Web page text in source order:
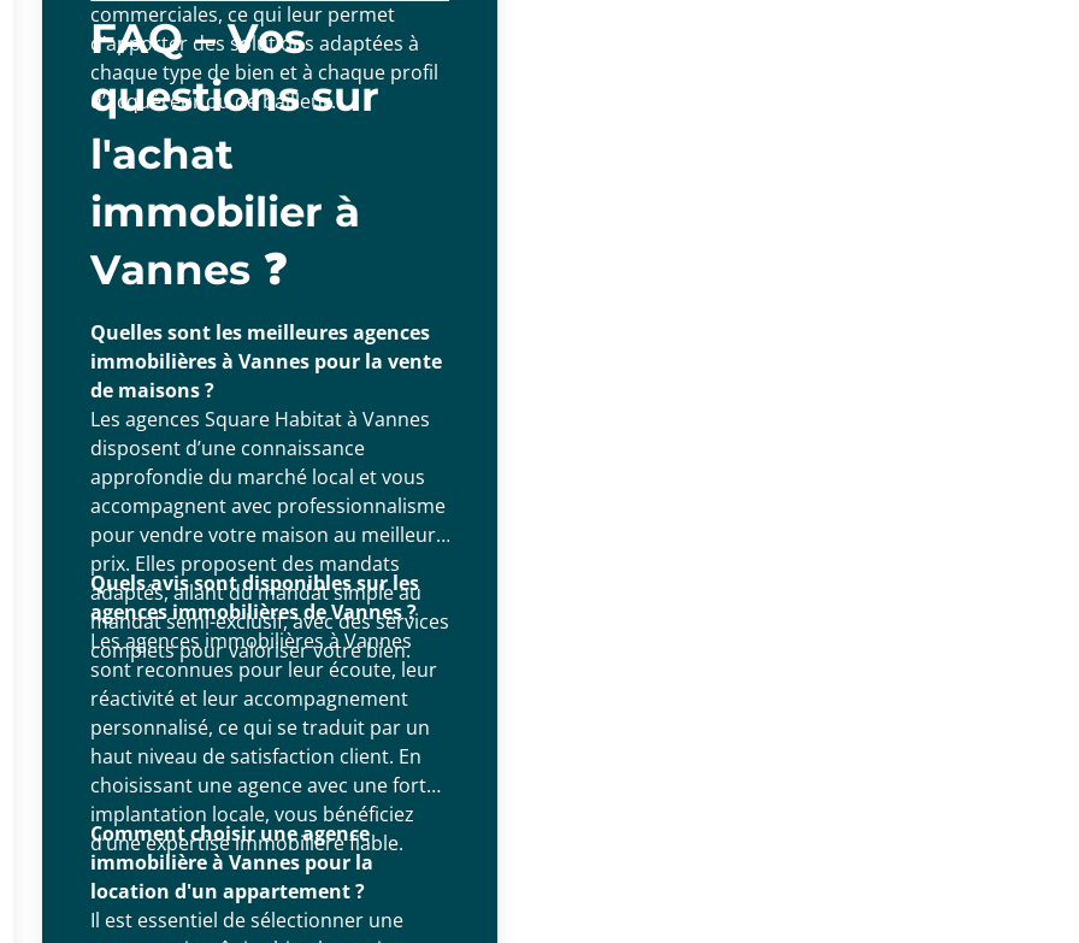
commerciales, ce qui leur permet
d’apporter des solutions adaptées à
chaque type de bien et à chaque profil
d’acquéreur ou de bailleur.
FAQ – Vos
questions sur
l'achat
immobilier à
Vannes ❓
Quelles sont les meilleures agences
immobilières à Vannes pour la vente
de maisons ?
Les agences Square Habitat à Vannes
disposent d’une connaissance
approfondie du marché local et vous
accompagnent avec professionnalisme
pour vendre votre maison au meilleur
prix. Elles proposent des mandats
adaptés, allant du mandat simple au
mandat semi-exclusif, avec des services
complets pour valoriser votre bien.
Quels avis sont disponibles sur les
agences immobilières de Vannes ?
Les agences immobilières à Vannes
sont reconnues pour leur écoute, leur
réactivité et leur accompagnement
personnalisé, ce qui se traduit par un
haut niveau de satisfaction client. En
choisissant une agence avec une forte
implantation locale, vous bénéficiez
d’une expertise immobilière fiable.
Comment choisir une agence
immobilière à Vannes pour la
location d'un appartement ?
Il est essentiel de sélectionner une